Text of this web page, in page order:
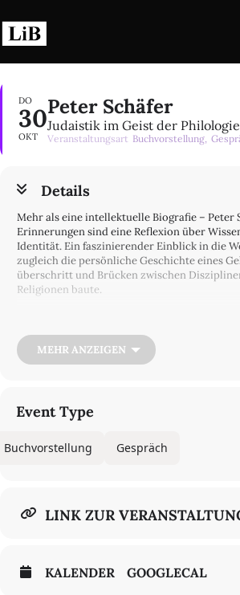
Inhalt
springen
DO
30
OKT
Peter Schäfer
Judaistik im Geist der Philologie
Veranstaltungsart Buchvorstellung,
Details
Mehr als eine intellektuelle Biografie – Peter
Erinnerungen sind eine Reflexion über
Identität. Ein faszinierender Einblick in die
zugleich die persönliche Geschichte eines
überschritt und Brücken zwischen
Religionen baute.
Mit Grußworten vonGesine Palmer
Berlin e.V.) undThedel von Wallmoden
MEHR ANZEIGEN
Event Type
Buchvorstellung Gespräch
LINK ZUR
KALENDER GOOGLECAL